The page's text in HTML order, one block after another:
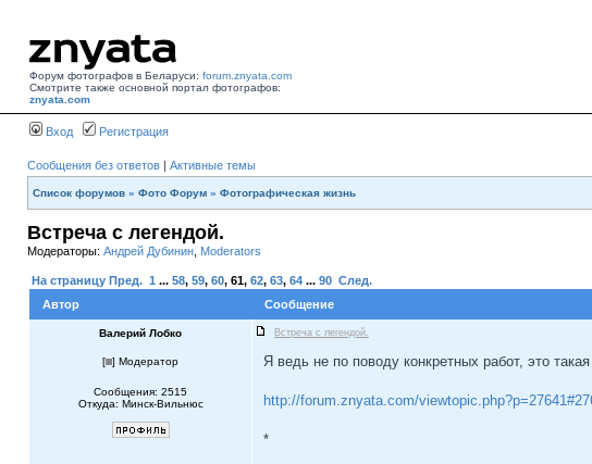
Форум фотографов в Беларуси: forum.znyata.com
Смотрите также основной портал фотографов:
znyata.com
Вход Регистрация
Сообщения без ответов | Активные темы
Список форумов » Фото Форум » Фотографическая жизнь
Встреча с легендой.
Модераторы: Андрей Дубинин Moderators
На страницу Пред. 1 ... 58, 59, 60, 61, 62, 63, 64 ... 90 След.
Автор
Сообщение
Валерий Лобко Встреча с легендой.
[ ] Модератор
Сообщения: 2515
Откуда: Минск-Вильнюс
Я ведь не по поводу конкретных работ, это
http://forum.znyata.com/
*